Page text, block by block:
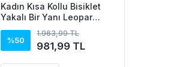
Kadın Kısa Kollu Bisiklet
Yakalı Bir Yanı Leopar
Detaylı Uzun Viskon Elbise
%50
1.963,99 TL
981,99 TL